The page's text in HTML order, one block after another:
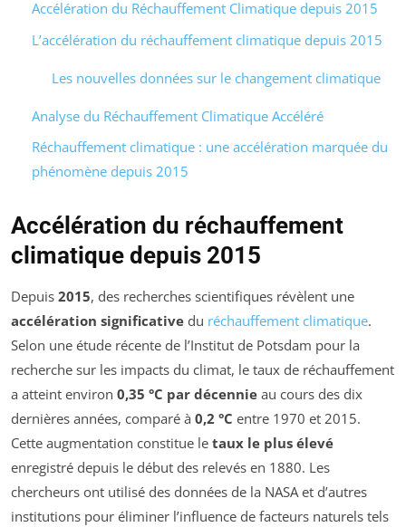
Accélération du Réchauffement Climatique depuis 2015
L’accélération du réchauffement climatique depuis 2015
Les nouvelles données sur le changement climatique
Analyse du Réchauffement Climatique Accéléré
Réchauffement climatique : une accélération marquée du
phénomène depuis 2015
Accélération du réchauffement
climatique depuis 2015
Depuis 2015, des recherches scientifiques révèlent une
accélération significative du réchauffement climatique.
Selon une étude récente de l’Institut de Potsdam pour la
recherche sur les impacts du climat, le taux de réchauffement
a atteint environ 0,35 °C par décennie au cours des dix
dernières années, comparé à 0,2 °C entre 1970 et 2015.
Cette augmentation constitue le taux le plus élevé
enregistré depuis le début des relevés en 1880. Les
chercheurs ont utilisé des données de la NASA et d’autres
institutions pour éliminer l’influence de facteurs naturels tels